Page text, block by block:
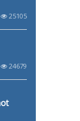
25105
24679